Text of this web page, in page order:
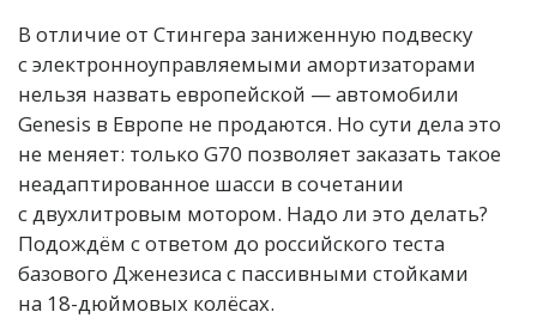
В отличие от Стингера заниженную подвеску
с электронноуправляемыми амортизаторами
нельзя назвать европейской — автомобили
Genesis в Европе не продаются. Но сути дела это
не меняет: только G70 позволяет заказать такое
неадаптированное шасси в сочетании
с двухлитровым мотором. Надо ли это делать?
Подождём с ответом до российского теста
базового Дженезиса с пассивными стойками
на 18-дюймовых колёсах.